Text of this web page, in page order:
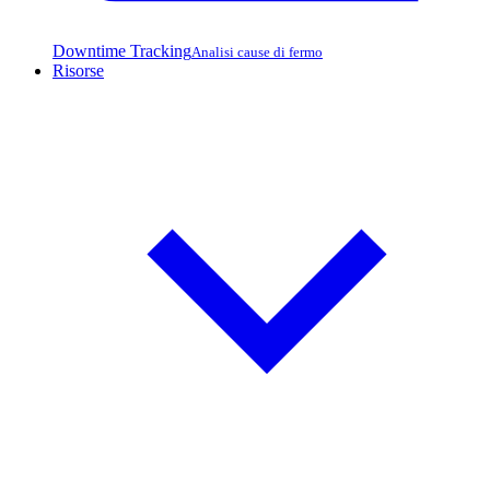
Downtime TrackingAnalisi cause di fermo
Risorse